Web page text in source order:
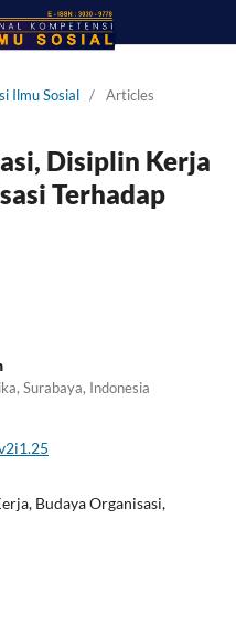
Ilmu Sosial / Articles
Disiplin Kerja
Terhadap
Surabaya, Indonesia
Budaya Organisasi,